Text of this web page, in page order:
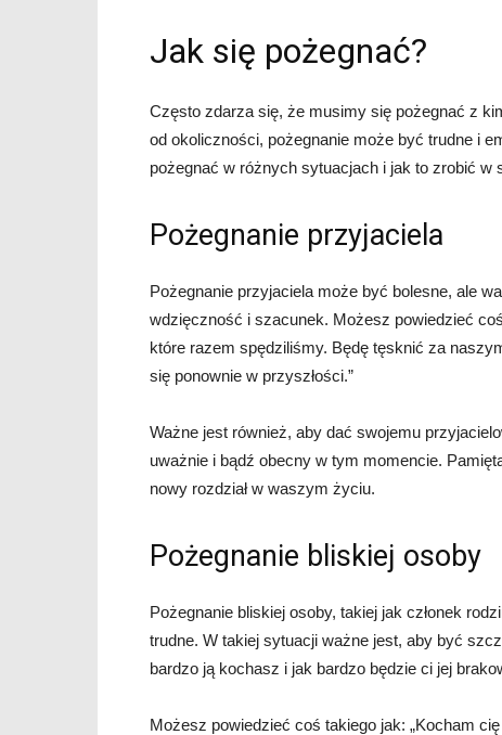
Jak się pożegnać?
Często zdarza się, że musimy się pożegnać z
od okoliczności, pożegnanie może być trudne i
pożegnać w różnych sytuacjach i jak to zrobić w
Pożegnanie przyjaciela
Pożegnanie przyjaciela może być bolesne, ale
wdzięczność i szacunek. Możesz powiedzieć
które razem spędziliśmy. Będę tęsknić za
się ponownie w przyszłości.”
Ważne jest również, aby dać swojemu
uważnie i bądź obecny w tym momencie.
nowy rozdział w waszym życiu.
Pożegnanie bliskiej osoby
Pożegnanie bliskiej osoby, takiej jak członek
trudne. W takiej sytuacji ważne jest, aby być
bardzo ją kochasz i jak bardzo będzie ci jej
Możesz powiedzieć coś takiego jak: „Kocham